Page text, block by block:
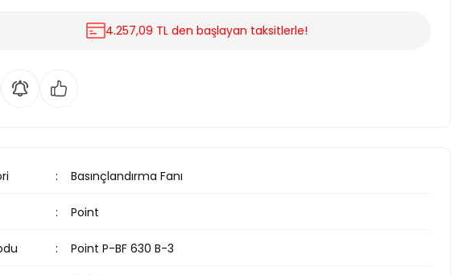
4.257,09 TL den başlayan taksitlerle!
Basınçlandırma Fanı
Point
Point P-BF 630 B-3